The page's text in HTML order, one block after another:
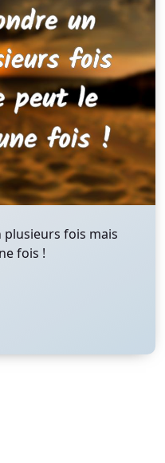
fois mais
fois !